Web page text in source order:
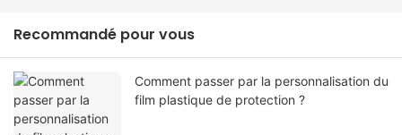
Recommandé pour vous
Comment passer par la personnalisation du
film plastique de protection ?